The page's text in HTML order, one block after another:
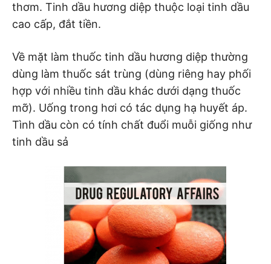
thơm. Tinh dầu hương diệp thuộc loại tinh dầu
cao cấp, đắt tiền.
Về mặt làm thuốc tinh dầu hương diệp thường
dùng làm thuốc sát trùng (dùng riêng hay phối
hợp với nhiều tinh dầu khác dưới dạng thuốc
mỡ). Uống trong hơi có tác dụng hạ huyết áp.
Tình dầu còn có tính chất đuổi muỗi giống như
tinh dầu sả